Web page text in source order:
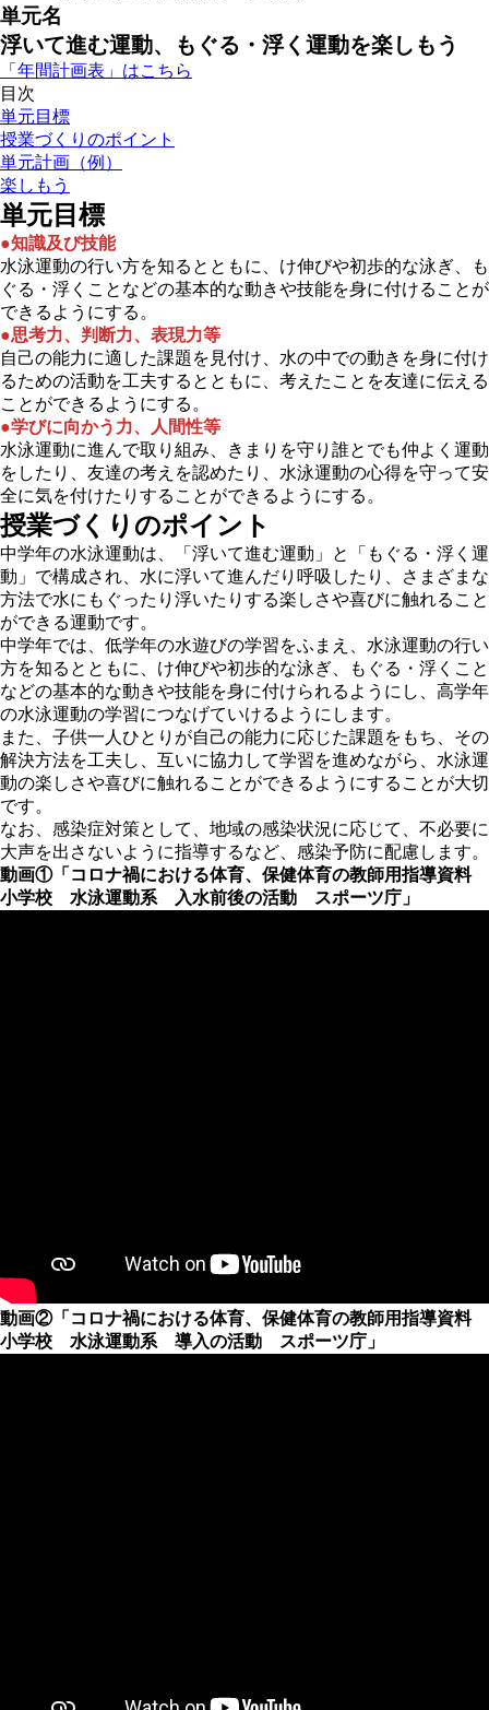
単元名
浮いて進む運動、もぐる・浮く運動を楽しもう
「年間計画表」はこちら
目次
単元目標
授業づくりのポイント
単元計画（例）
楽しもう
単元目標
●知識及び技能
水泳運動の行い方を知るとともに、け伸びや初歩的な泳ぎ、も
ぐる・浮くことなどの基本的な動きや技能を身に付けることが
できるようにする。
●思考力、判断力、表現力等
自己の能力に適した課題を見付け、水の中での動きを身に付け
るための活動を工夫するとともに、考えたことを友達に伝える
ことができるようにする。
●学びに向かう力、人間性等
水泳運動に進んで取り組み、きまりを守り誰とでも仲よく運動
をしたり、友達の考えを認めたり、水泳運動の心得を守って安
全に気を付けたりすることができるようにする。
授業づくりのポイント
中学年の水泳運動は、「浮いて進む運動」と「もぐる・浮く運
動」で構成され、水に浮いて進んだり呼吸したり、さまざまな
方法で水にもぐったり浮いたりする楽しさや喜びに触れること
ができる運動です。
中学年では、低学年の水遊びの学習をふまえ、水泳運動の行い
方を知るとともに、け伸びや初歩的な泳ぎ、もぐる・浮くこと
などの基本的な動きや技能を身に付けられるようにし、高学年
の水泳運動の学習につなげていけるようにします。
また、子供一人ひとりが自己の能力に応じた課題をもち、その
解決方法を工夫し、互いに協力して学習を進めながら、水泳運
動の楽しさや喜びに触れることができるようにすることが大切
です。
なお、感染症対策として、地域の感染状況に応じて、不必要に
大声を出さないように指導するなど、感染予防に配慮します。
動画①「コロナ禍における体育、保健体育の教師用指導資料
小学校 水泳運動系 入水前後の活動 スポーツ庁」
動画②「コロナ禍における体育、保健体育の教師用指導資料
小学校 水泳運動系 導入の活動 スポーツ庁」